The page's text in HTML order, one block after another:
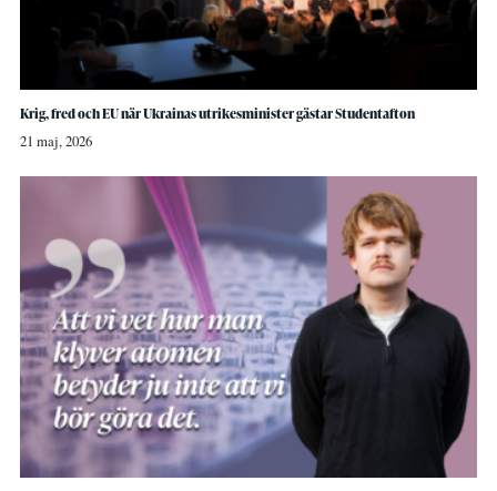
Krig, fred och EU när Ukrainas utrikesminister gästar Studentafton
21 maj, 2026